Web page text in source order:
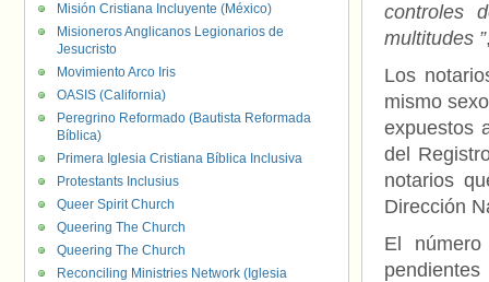
controles
multitudes ”
Los
mismo
expuestos
del
notarios
Dirección
El
Misión Cristiana Incluyente (México)
Misioneros Anglicanos Legionarios de
Jesucristo
Movimiento Arco Iris
OASIS (California)
Peregrino Reformado (Bautista Reformada
Bíblica)
Primera Iglesia Cristiana Bíblica Inclusiva
Protestants Inclusius
Queer Spirit Church
Queering The Church
Queering The Church
Reconciling Ministries Network (Iglesia